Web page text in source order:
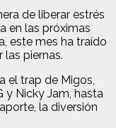
de liberar estrés
en las próximas
este mes ha traído
piernas.
el trap de Migos,
y Nicky Jam, hasta
la diversión